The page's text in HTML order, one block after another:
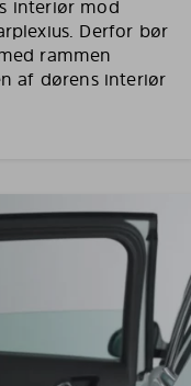
interiør mod
Derfor bør
rammen
af dørens interiør